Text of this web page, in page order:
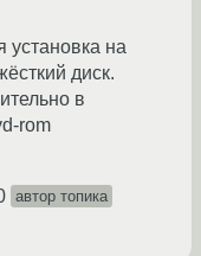
установка на
диск.
в
rom
автор топика